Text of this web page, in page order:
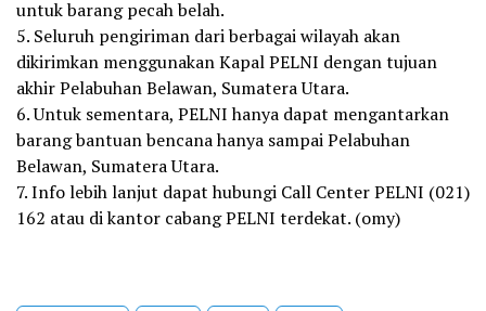
untuk barang pecah belah.
5. Seluruh pengiriman dari berbagai wilayah akan
dikirimkan menggunakan Kapal PELNI dengan tujuan
akhir Pelabuhan Belawan, Sumatera Utara.
6. Untuk sementara, PELNI hanya dapat mengantarkan
barang bantuan bencana hanya sampai Pelabuhan
Belawan, Sumatera Utara.
7. Info lebih lanjut dapat hubungi Call Center PELNI (021)
162 atau di kantor cabang PELNI terdekat. (omy)